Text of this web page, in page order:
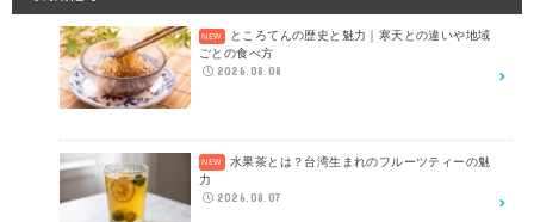
ところてんの歴史と魅力｜寒天との違いや地域
ごとの食べ方
2026.08.08
水果茶とは？台湾生まれのフルーツティーの魅
力
2026.08.07